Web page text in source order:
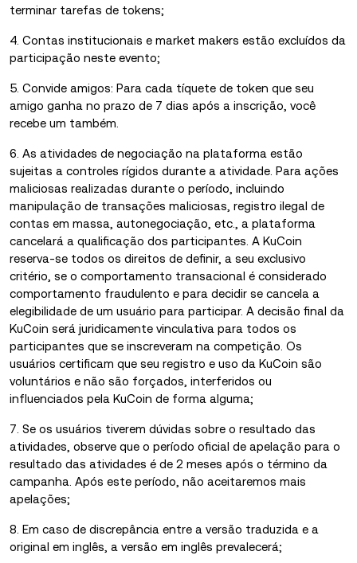
terminar tarefas de tokens;
4. Contas institucionais e market makers estão excluídos da
participação neste evento;
5. Convide amigos: Para cada tíquete de token que seu
amigo ganha no prazo de 7 dias após a inscrição, você
recebe um também.
6. As atividades de negociação na plataforma estão
sujeitas a controles rígidos durante a atividade. Para ações
maliciosas realizadas durante o período, incluindo
manipulação de transações maliciosas, registro ilegal de
contas em massa, autonegociação, etc., a plataforma
cancelará a qualificação dos participantes. A KuCoin
reserva-se todos os direitos de definir, a seu exclusivo
critério, se o comportamento transacional é considerado
comportamento fraudulento e para decidir se cancela a
elegibilidade de um usuário para participar. A decisão final da
KuCoin será juridicamente vinculativa para todos os
participantes que se inscreveram na competição. Os
usuários certificam que seu registro e uso da KuCoin são
voluntários e não são forçados, interferidos ou
influenciados pela KuCoin de forma alguma;
7. Se os usuários tiverem dúvidas sobre o resultado das
atividades, observe que o período oficial de apelação para o
resultado das atividades é de 2 meses após o término da
campanha. Após este período, não aceitaremos mais
apelações;
8. Em caso de discrepância entre a versão traduzida e a
original em inglês, a versão em inglês prevalecerá;